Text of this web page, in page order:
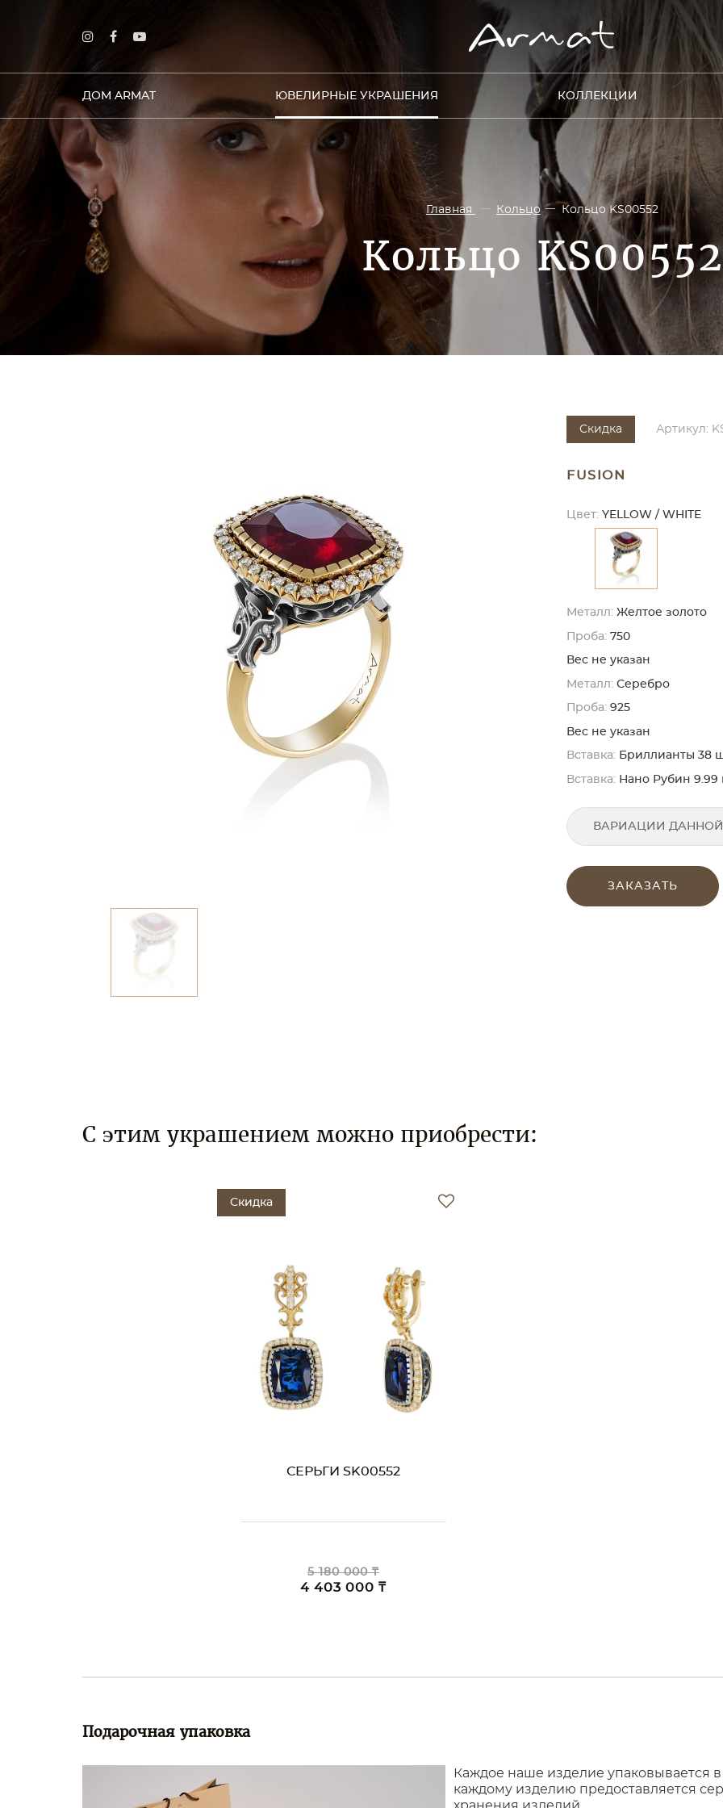
ДОМ ARMAT ЮВЕЛИРНЫЕ УКРАШЕНИЯ КОЛЛЕКЦИИ
Главная Кольцо Кольцо KS00552
Кольцо KS00552
Скидка Артикул:
FUSION
Цвет: YELLOW / WHITE
Металл: Желтое золото
Проба: 750
Вес не указан
Металл: Серебро
Проба: 925
Вес не указан
Вставка: Бриллианты 38
Вставка: Нано Рубин 9.99
ВАРИАЦИИ
ЗАКАЗАТЬ
С этим украшением можно приобрести:
Скидка
СЕРЬГИ SK00552
5 180 000 ₸
4 403 000 ₸
Подарочная упаковка
Каждое наше изделие упаковывается
каждому изделию предоставляется